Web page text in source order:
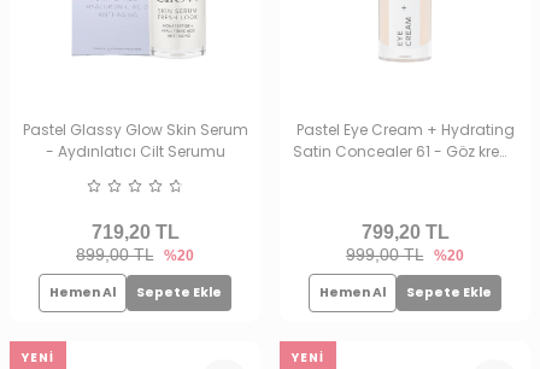
Pastel Glassy Glow Skin Serum
- Aydınlatıcı Cilt Serumu
899,00 TL %20
719,20TL
Hemen Al Sepete Ekle
Pastel Eye Cream + Hydrating
Satin Concealer 61 - Göz kremi
999,00 TL %20
799,20TL
Hemen Al Sepete Ekle
YENI YENI